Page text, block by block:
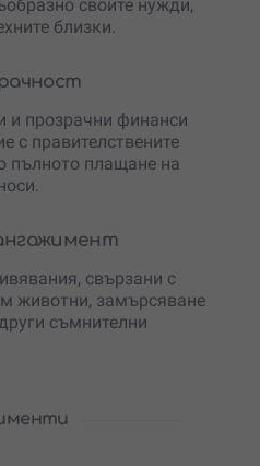
своите нужди,
близки.
и прозрачни финанси
с правителствените
пълното плащане на
свързани с
животни, замърсяване
съмнителни